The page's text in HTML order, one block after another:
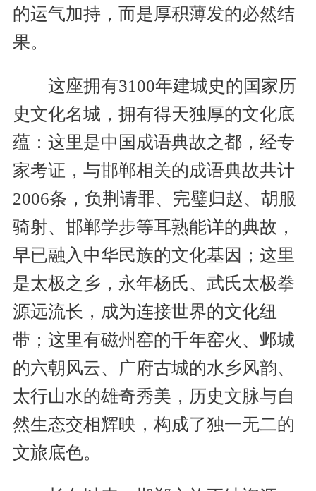
的运气加持，而是厚积薄发的必然结
果。
这座拥有3100年建城史的国家历
史文化名城，拥有得天独厚的文化底
蕴：这里是中国成语典故之都，经专
家考证，与邯郸相关的成语典故共计
2006条，负荆请罪、完璧归赵、胡服
骑射、邯郸学步等耳熟能详的典故，
早已融入中华民族的文化基因；这里
是太极之乡，永年杨氏、武氏太极拳
源远流长，成为连接世界的文化纽
带；这里有磁州窑的千年窑火、邺城
的六朝风云、广府古城的水乡风韵、
太行山水的雄奇秀美，历史文脉与自
然生态交相辉映，构成了独一无二的
文旅底色。